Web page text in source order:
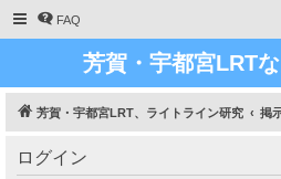
FAQ
芳賀・宇都宮LRT
芳賀・宇都宮LRT、ライトライン研究 掲
ログイン